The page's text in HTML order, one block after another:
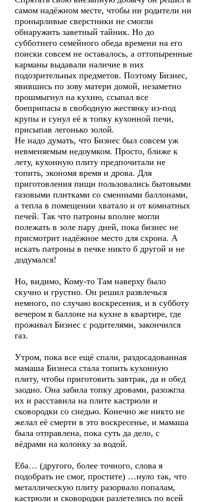
самом надёжном месте, чтобы ни родители ни
пронырливые сверстники не смогли
обнаружить заветный тайник. Но до
субботнего семейного обеда времени на его
поиски совсем не оставалось, а оттопыренные
карманы выдавали наличие в них
подозрительных предметов. Поэтому Бизнес,
явившись по зову матери домой, незаметно
прошмыгнул на кухню, ссыпал все
боеприпасы в свободную жестянку из-под
крупы и сунул её в топку кухонной печи,
присыпав легонько золой.
Не надо думать, что Бизнес был совсем уж
невменяемым недоумком. Просто, ближе к
лету, кухонную плиту предпочитали не
топить, экономя время и дрова. Для
приготовления пищи пользовались бытовыми
газовыми плитками со сменными баллонами,
а тепла в помещении хватало и от комнатных
печей. Так что патроны вполне могли
полежать в золе пару дней, пока бизнес не
присмотрит надёжное место для схрона. А
искать патроны в печке никто б другой и не
додумался!
Но, видимо, Кому-то Там наверху было
скучно и грустно. Он решил развлечься
немного, по случаю воскресения, и в субботу
вечером в баллоне на кухне в квартире, где
проживал Бизнес с родителями, закончился
газ.
Утром, пока все ещё спали, раздосадованная
мамаша Бизнеса стала топить кухонную
плиту, чтобы приготовить завтрак, да и обед
заодно. Она забила топку дровами, разожгла
их и расставила на плите кастрюли и
сковородки со снедью. Конечно же никто не
желал её смерти в это воскресенье, и мамаша
была отправлена, пока суть да дело, с
вёдрами на колонку за водой.
Еба… (другого, более точного, слова я
подобрать не смог, простите) …нуло так, что
металлическую плиту разорвало попалам,
кастрюли и сковородки разлетелись по всей